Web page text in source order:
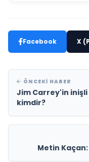
Facebook X
ÖNCEKI HABER
Jim Carrey'in inişli
kimdir?
Metin Kaçan: